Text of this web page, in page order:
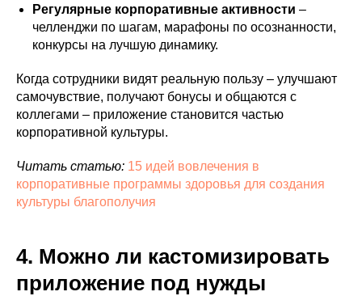
Регулярные корпоративные активности –
челленджи по шагам, марафоны по осознанности,
конкурсы на лучшую динамику.
Когда сотрудники видят реальную пользу – улучшают
самочувствие, получают бонусы и общаются с
коллегами – приложение становится частью
корпоративной культуры.
Читать статью: 15 идей вовлечения в
корпоративные программы здоровья для создания
культуры благополучия
4. Можно ли кастомизировать
приложение под нужды